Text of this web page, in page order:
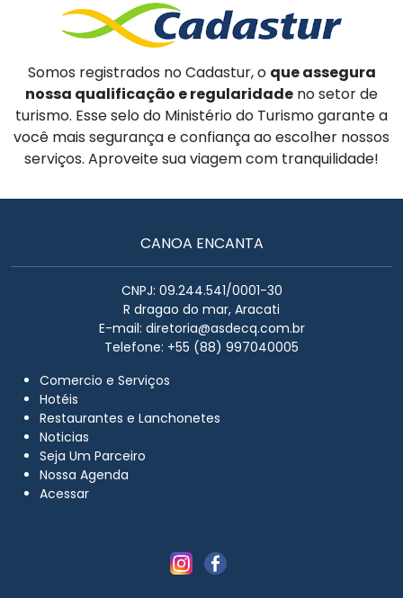
Somos registrados no Cadastur, o que assegura
nossa qualificação e regularidade no setor de
turismo. Esse selo do Ministério do Turismo garante a
você mais segurança e confiança ao escolher nossos
serviços. Aproveite sua viagem com tranquilidade!
CANOA ENCANTA
CNPJ: 09.244.541/0001-30
R dragao do mar, Aracati
E-mail: diretoria@asdecq.com.br
Telefone: +55 (88) 997040005
Comercio e Serviços
Hotéis
Restaurantes e Lanchonetes
Noticias
Seja Um Parceiro
Nossa Agenda
Acessar